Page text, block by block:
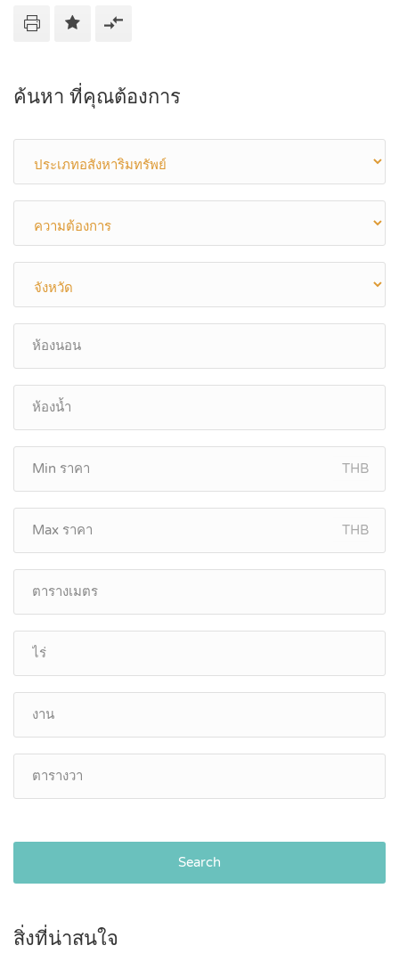
ค้นหา ที่คุณต้องการ
THB
THB
Search
สิ่งที่น่าสนใจ